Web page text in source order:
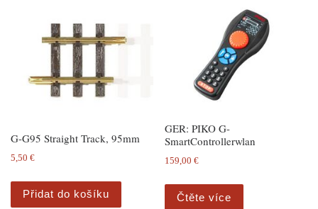
G-G95 Straight Track, 95mm
5,50 €
Přidat do košíku
GER: PIKO G-
SmartControllerwlan
159,00€
Čtěte více